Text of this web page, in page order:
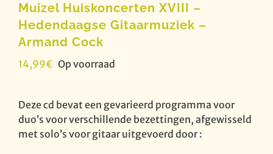
Muizel Huiskoncerten XVIII –
Hedendaagse Gitaarmuziek –
Armand Cock
14,99€ Op voorraad
Deze cd bevat een gevarieerd programma voor
duo’s voor verschillende bezettingen, afgewisseld
met solo’s voor gitaar uitgevoerd door :